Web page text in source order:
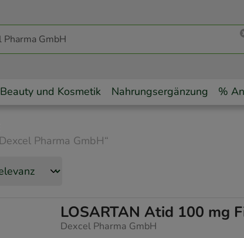
Beauty und Kosmetik Nahrungsergänzung %
Dexcel Pharma GmbH“
LOSARTAN Atid 100 mg
Dexcel Pharma GmbH